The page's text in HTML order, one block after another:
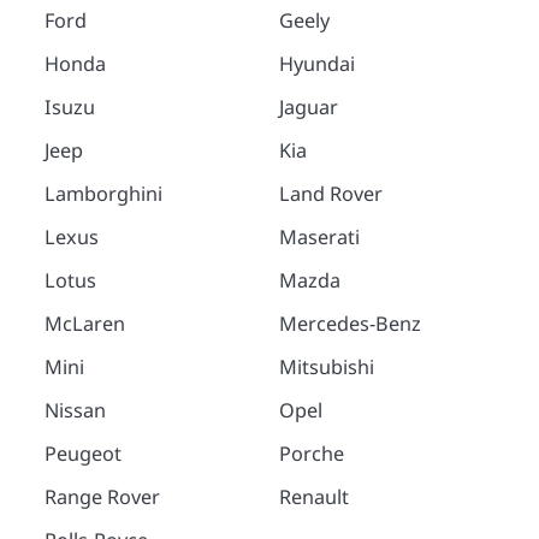
Ford
Honda
Isuzu
Jeep
Lamborghini
Lexus
Lotus
McLaren
Mini
Nissan
Peugeot
Range Rover
Geely
Hyundai
Jaguar
Kia
Land Rover
Maserati
Mazda
Mercedes-Benz
Mitsubishi
Opel
Porche
Renault